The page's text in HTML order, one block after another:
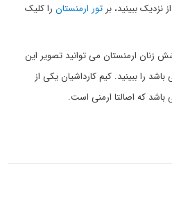
ببینید، بر تور ارمنستان را کلیک
زنان ارمنستان می توانید تصویر این
را ببینید. کیم کارداشیان یکی از
که اصالتا ارمنی است.